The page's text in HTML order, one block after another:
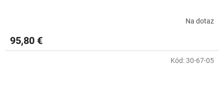
Na dotaz
95,80 €
Kód:30-67-05